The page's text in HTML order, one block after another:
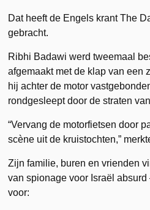
Dat heeft de Engels krant The
gebracht.
Ribhi Badawi werd tweemaal
afgemaakt met de klap van een
hij achter de motor
rondgesleept door de straten
“Vervang de motorfietsen door
scène uit de kruistochten,”
Zijn familie, buren en vrienden
van spionage voor Israël
voor: